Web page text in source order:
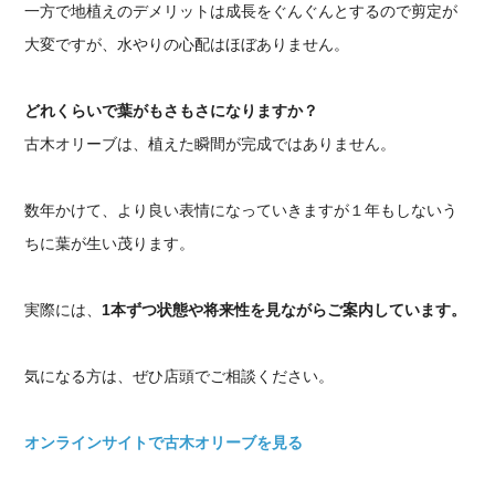
一方で地植えのデメリットは成長をぐんぐんとするので剪定が
大変ですが、水やりの心配はほぼありません。
どれくらいで葉がもさもさになりますか？
古木オリーブは、植えた瞬間が完成ではありません。
数年かけて、より良い表情になっていきますが１年もしないう
ちに葉が生い茂ります。
実際には、 1本ずつ状態や将来性を見ながらご案内しています。
気になる方は、ぜひ店頭でご相談ください。
オンラインサイトで古木オリーブを見る